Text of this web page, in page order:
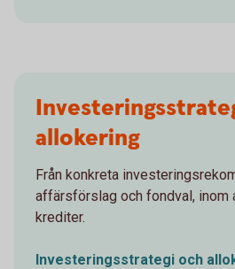
allokering
Från konkreta
affärsförslag och fondval, inom
krediter.
Investeringsstrategi och